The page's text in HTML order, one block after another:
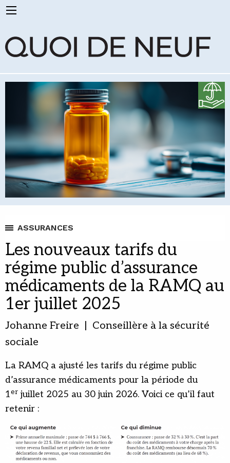
ASSURANCES
Les nouveaux tarifs du
régime public d’assurance
médicaments de la RAMQ au
1er juillet 2025
Johanne Freire | Conseillère à la sécurité
sociale
La RAMQ a ajusté les tarifs du régime public
d’assurance médicaments pour la période du
1er juillet 2025 au 30 juin 2026. Voici ce qu’il faut
retenir :